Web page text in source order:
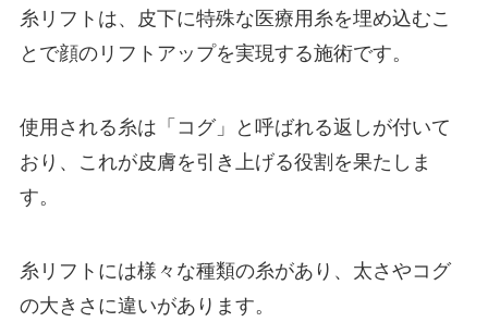
糸リフトは、皮下に特殊な医療用糸を埋め込むこ
とで顔のリフトアップを実現する施術です。
使用される糸は「コグ」と呼ばれる返しが付いて
おり、これが皮膚を引き上げる役割を果たしま
す。
糸リフトには様々な種類の糸があり、太さやコグ
の大きさに違いがあります。